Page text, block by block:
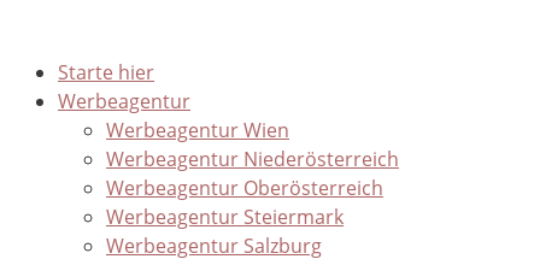
Starte hier
Werbeagentur
Werbeagentur Wien
Werbeagentur Niederösterreich
Werbeagentur Oberösterreich
Werbeagentur Steiermark
Werbeagentur Salzburg